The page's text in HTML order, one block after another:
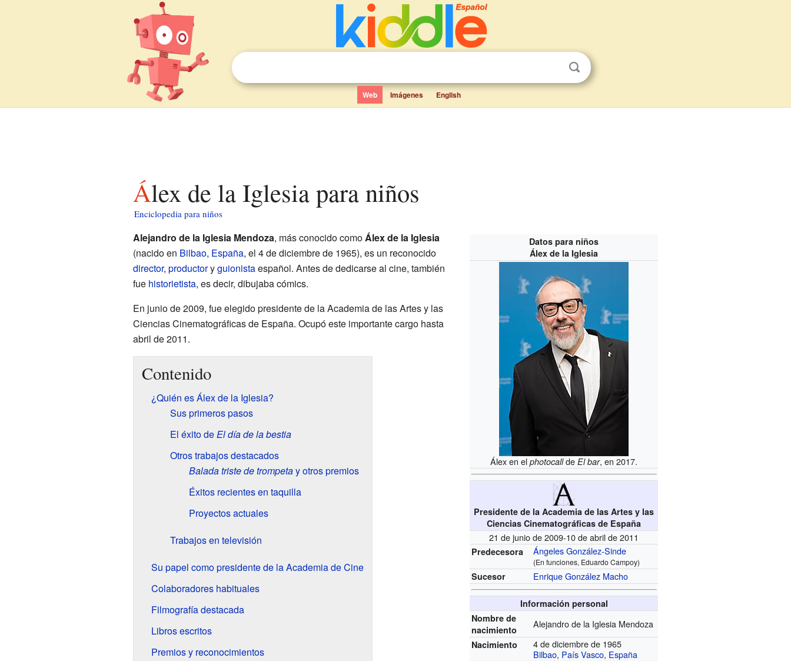
Web Imágenes English
Álex de la Iglesia para niños
Enciclopedia para niños
Datos para niños
Álex de la Iglesia
Álex en elphotocalldeEl bar, en 2017.
Presidente de la Academia de las Artes y las
Ciencias Cinematográficas de España
21 de junio de 2009-10 de abril de 2011
Predecesora Ángeles González-Sinde
(En funciones, Eduardo Campoy)
Sucesor Enrique González Macho
Información personal
Nombre de
nacimiento
Alejandro de la Iglesia Mendoza
Nacimiento
4 de diciembre de 1965
Bilbao, País Vasco, España
Alejandro de la Iglesia Mendoza, más conocido comoÁlex de la Iglesia
(nacido en Bilbao, España, el 4 de diciembre de 1965), es un reconocido
director, productoryguionistaespañol. Antes de dedicarse al cine, también
fue historietista, es decir, dibujaba cómics.
En junio de 2009, fue elegido presidente de la Academia de las Artes y las
Ciencias Cinematográficas de España. Ocupó este importante cargo hasta
abril de 2011.
Contenido
¿Quién es Álex de la Iglesia?
Sus primeros pasos
El éxito deEl día de la bestia
Otros trabajos destacados
Balada triste de trompetay otros premios
Éxitos recientes en taquilla
Proyectos actuales
Trabajos en televisión
Su papel como presidente de la Academia de Cine
Colaboradores habituales
Filmografía destacada
Libros escritos
Premios y reconocimientos